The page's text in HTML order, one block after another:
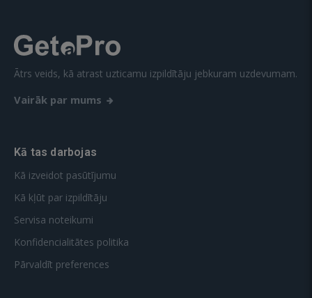
Ātrs veids, kā atrast uzticamu izpildītāju jebkuram uzdevumam.
Vairāk par mums
Kā tas darbojas
Kā izveidot pasūtījumu
Kā kļūt par izpildītāju
Servisa noteikumi
Konfidencialitātes politika
Pārvaldīt preferences